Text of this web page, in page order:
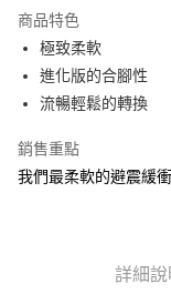
運送方式
宅配
每筆NT$100，滿
商品特色
極致柔軟
進化版的合腳性
流暢輕鬆的轉換
銷售重點
我們最柔軟的避震緩
詳細說